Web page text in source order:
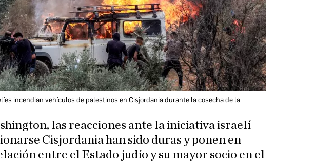
incendian vehículos de palestinos en Cisjordania durante la cosecha de la
las reacciones ante la iniciativa israelí
Cisjordania han sido duras y ponen en
entre el Estado judío y su mayor socio en el